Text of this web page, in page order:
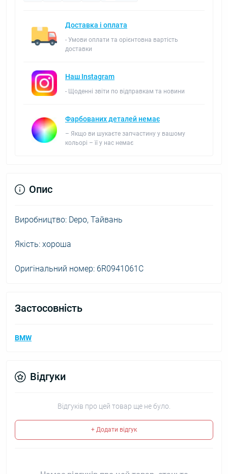
Доставка і оплата
- Умови оплати та орієнтовна вартість
доставки
Наш Instagram
- Щоденні звіти по відправкам та новини
Фарбованих деталей немає
– Якщо ви шукаєте запчастину у вашому
кольорі – її у нас немає
Опис
Виробництво: Depo, Тайвань
Якість: хороша
Оригінальний номер: 6R0941061C
Застосовність
BMW
Відгуки
Відгуків про цей товар ще не було.
+ Додати відгук